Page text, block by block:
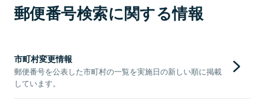
郵便番号検索に関する情報
市町村変更情報
郵便番号を公表した市町村の一覧を実施日の新しい順に掲載
しています。